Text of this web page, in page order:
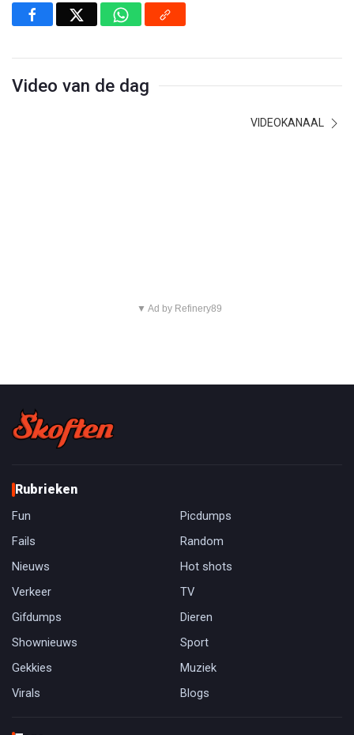
Video van de dag
VIDEOKANAAL
▼ Ad by Refinery89
Rubrieken
Fun
Picdumps
Fails
Random
Nieuws
Hot shots
Verkeer
TV
Gifdumps
Dieren
Shownieuws
Sport
Gekkies
Muziek
Virals
Blogs